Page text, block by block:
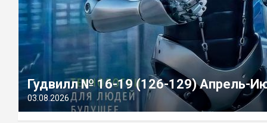
Гудвилл № 16-19 (126-129) Апрель-
03.08.2026